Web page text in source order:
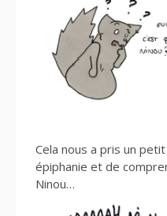
Cela nous a pris un
épiphanie et de
Ninou…